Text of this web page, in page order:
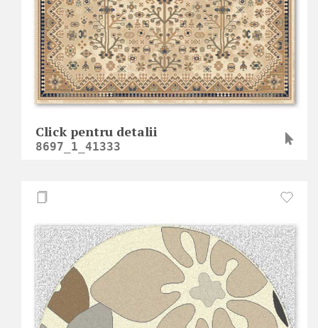
Click pentru detalii
8697_1_41333